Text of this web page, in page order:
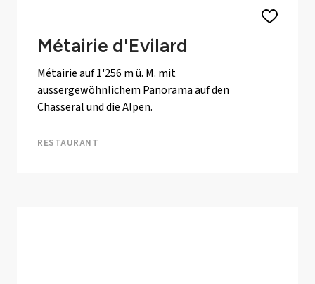
Métairie d'Evilard
Métairie auf 1'256 m ü. M. mit
aussergewöhnlichem Panorama auf den
Chasseral und die Alpen.
RESTAURANT